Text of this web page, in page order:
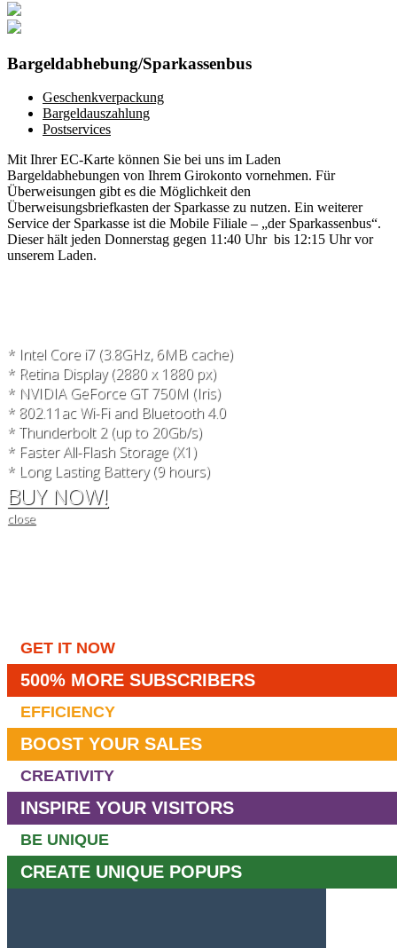
Bargeldabhebung/Sparkassenbus
Geschenkverpackung
Bargeldauszahlung
Postservices
Mit Ihrer EC-Karte können Sie bei uns im Laden
Bargeldabhebungen von Ihrem Girokonto vornehmen. Für
Überweisungen gibt es die Möglichkeit den
Überweisungsbriefkasten der Sparkasse zu nutzen. Ein weiterer
Service der Sparkasse ist die Mobile Filiale – „der Sparkassenbus“.
Dieser hält jeden Donnerstag gegen 11:40 Uhr bis 12:15 Uhr vor
unserem Laden.
* Intel Core i7 (3.8GHz, 6MB cache)
* Retina Display (2880 x 1880 px)
* NVIDIA GeForce GT 750M (Iris)
* 802.11ac Wi-Fi and Bluetooth 4.0
* Thunderbolt 2 (up to 20Gb/s)
* Faster All-Flash Storage (X1)
* Long Lasting Battery (9 hours)
BUY NOW!
close
GET IT NOW
500% MORE SUBSCRIBERS
EFFICIENCY
BOOST YOUR SALES
CREATIVITY
INSPIRE YOUR VISITORS
BE UNIQUE
CREATE UNIQUE POPUPS